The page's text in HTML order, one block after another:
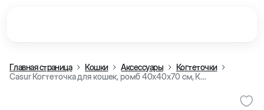
Главная страница Кошки Аксессуары
Когтеточки
Casur Когтеточка для кошек, ромб 40x40x70 см, Крем